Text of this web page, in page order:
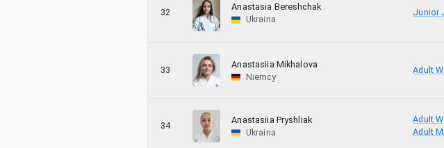
32
Anastasia Bereshchak
Ukraina
Junior
33
Anastasiia Mikhalova
Niemcy
Adult
34
Anastasiia Pryshliak
Ukraina
Adult
Adult